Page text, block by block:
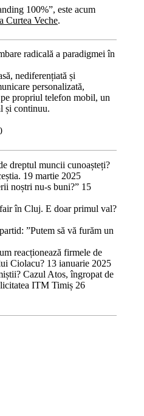
100%”, este acum
Curtea Veche.
radicală a paradigmei în
nediferențiată și
personalizată,
propriul telefon mobil, un
și continuu.
dreptul muncii cunoașteți?
19 martie 2025
noștri nu-s buni?” 15
în Cluj. E doar primul val?
”Putem să vă furăm un
reacționează firmele de
Ciolacu? 13 ianuarie 2025
Cazul Atos, îngropat de
ITM Timiș 26